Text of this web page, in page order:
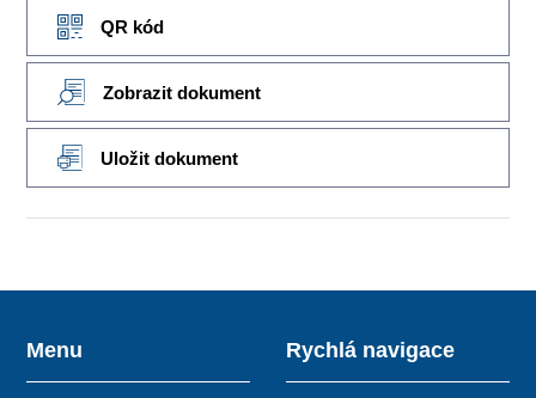
QR kód
Zobrazit dokument
Uložit dokument
Menu Rychlá navigace